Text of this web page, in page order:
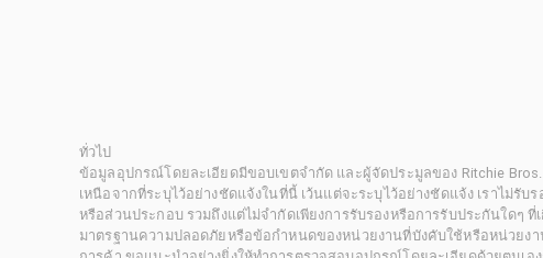
ทั่วไป
ข้อมูลอุปกรณ์โดยละเอียดมีขอบเขตจำกัด และผู้จัดประมูลของ Ritchie
เหนือจากที่ระบุไว้อย่างชัดแจ้งในที่นี้ เว้นแต่จะระบุไว้อย่างชัดแจ้ง เราไม่
หรือส่วนประกอบ รวมถึงแต่ไม่จำกัดเพียงการรับรองหรือการรับประกันใดๆ
มาตรฐานความปลอดภัยหรือข้อกำหนดของหน่วยงานที่บังคับใช้หรือหน่วยงา